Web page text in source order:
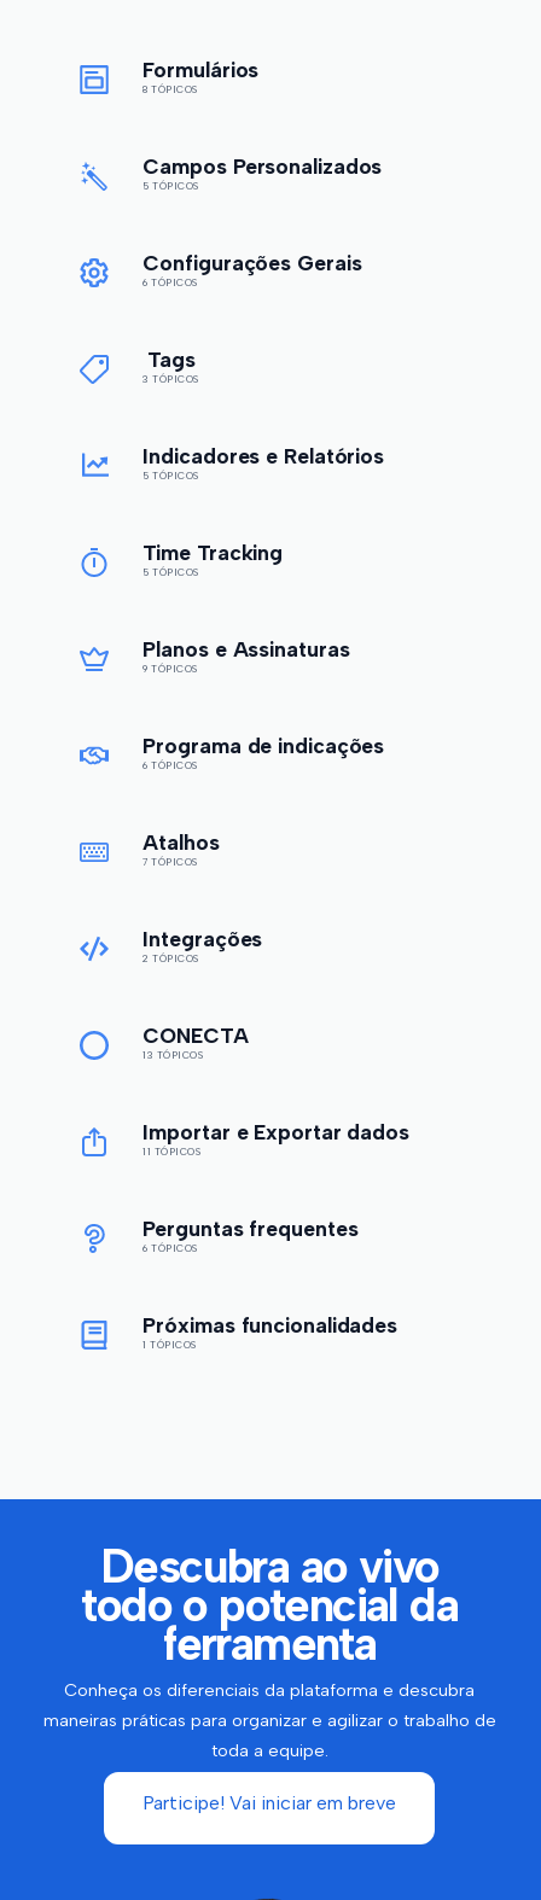
Formulários
8 TÓPICOS
Campos Personalizados
5 TÓPICOS
Configurações Gerais
6 TÓPICOS
Tags
3 TÓPICOS
Indicadores e Relatórios
5 TÓPICOS
Time Tracking
5 TÓPICOS
Planos e Assinaturas
9 TÓPICOS
Programa de indicações
6 TÓPICOS
Atalhos
7 TÓPICOS
Integrações
2 TÓPICOS
CONECTA
13 TÓPICOS
Importar e Exportar dados
11 TÓPICOS
Perguntas frequentes
6 TÓPICOS
Próximas funcionalidades
1 TÓPICOS
Descubra ao vivo
todo o potencial da
ferramenta
Conheça os diferenciais da plataforma e descubra
maneiras práticas para organizar e agilizar o trabalho de
toda a equipe.
Participe! Vai iniciar em breve